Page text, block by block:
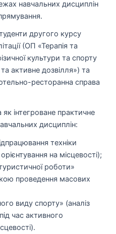
навчальних дисциплін
другого курсу
(ОП «Терапія та
культури та спорту
активне дозвілля») та
ресторанна справа
інтегроване практичне
дисциплін:
техніки
на місцевості);
роботи»
проведення масових
виду спорту» (аналіз
час активного